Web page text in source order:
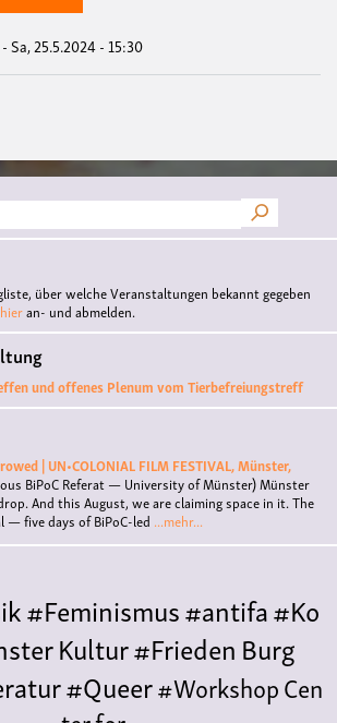
-Sa, 25.5.2024 - 15:30
über welche Veranstaltungen bekannt gegeben
hieran- und abmelden.
und offenes Plenum vom Tierbefreiungstreff
| UN•COLONIAL FILM FESTIVAL, Münster,
BiPoC Referat — University of Münster)Münster
And this August, we are claiming space in it. The
— five days of BiPoC-led ...mehr...
#Feminismus#antifa#Ko
Kultur#FriedenBurg
#Queer#WorkshopCen